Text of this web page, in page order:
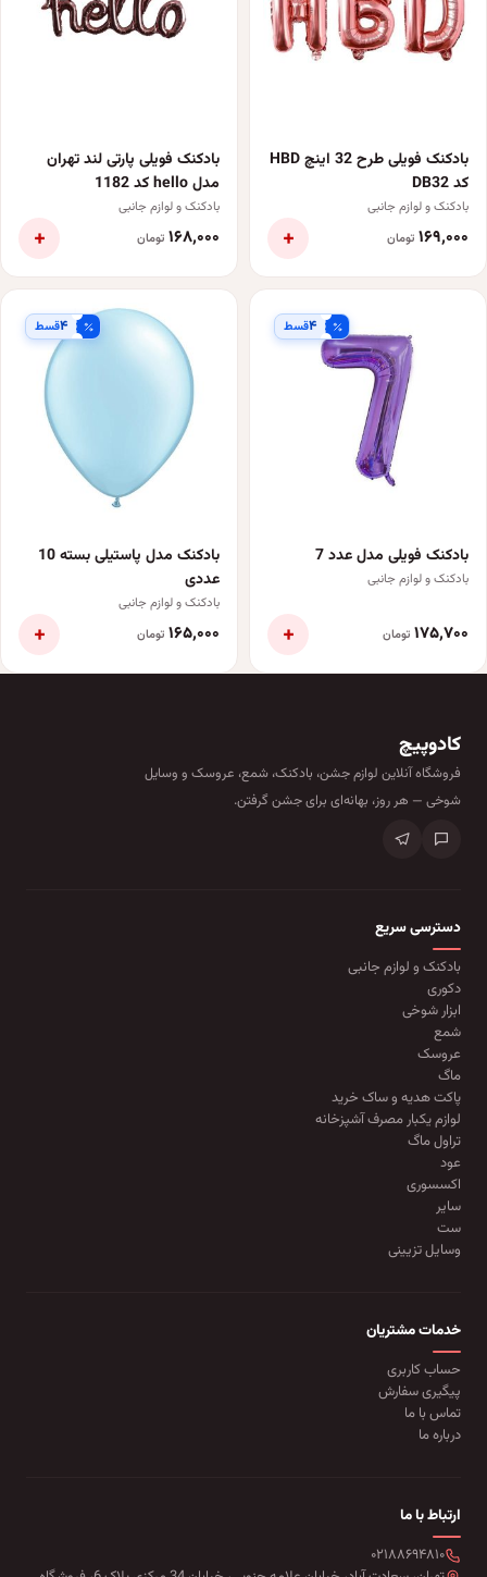
بادکنک فویلی طرح 32 اینچ HBD
کد DB32
بادکنک و لوازم جانبی
۱۶۹٬۰۰۰ تومان +
بادکنک فویلی پارتی لند تهران
مدل hello کد 1182
بادکنک و لوازم جانبی
۱۶۸٬۰۰۰ تومان +
۴قسط
بادکنک فویلی مدل عدد 7
بادکنک و لوازم جانبی
۱۷۵٬۷۰۰ تومان +
۴قسط
بادکنک مدل پاستیلی بسته 10
عددی
بادکنک و لوازم جانبی
۱۶۵٬۰۰۰ تومان +
کادوپیچ
فروشگاه آنلاین لوازم جشن، بادکنک، شمع، عروسک و وسایل
شوخی — هر روز، بهانه‌ای برای جشن گرفتن.
دسترسی سریع
بادکنک و لوازم جانبی
دکوری
ابزار شوخی
شمع
عروسک
ماگ
پاکت هدیه و ساک خرید
لوازم یکبار مصرف آشپزخانه
تراول ماگ
عود
اکسسوری
سایر
ست
وسایل تزیینی
خدمات مشتریان
حساب کاربری
پیگیری سفارش
تماس با ما
درباره ما
ارتباط با ما
۰۲۱۸۸۶۹۴۸۱۰